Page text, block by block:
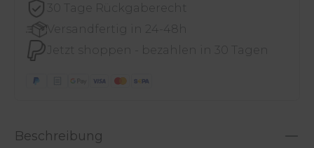
30 Tage Rückgaberecht
Versandfertig in 24-48h
Jetzt shoppen - bezahlen in 30 Tagen
Beschreibung